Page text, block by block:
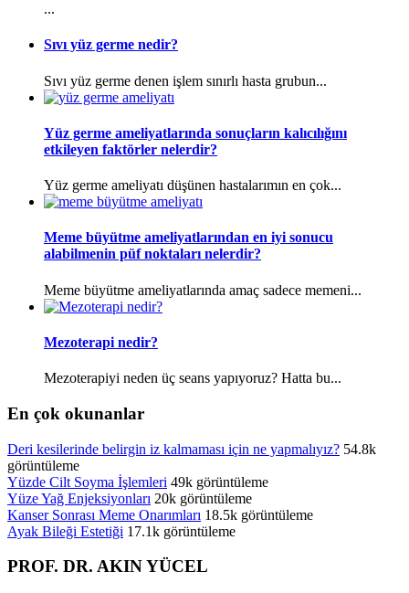
...
Sıvı yüz germe nedir?
Sıvı yüz germe denen işlem sınırlı hasta grubun...
Yüz germe ameliyatlarında sonuçların kalıcılığını
etkileyen faktörler nelerdir?
Yüz germe ameliyatı düşünen hastalarımın en çok...
Meme büyütme ameliyatlarından en iyi sonucu
alabilmenin püf noktaları nelerdir?
Meme büyütme ameliyatlarında amaç sadece memeni...
Mezoterapi nedir?
Mezoterapiyi neden üç seans yapıyoruz? Hatta bu...
En çok okunanlar
Deri kesilerinde belirgin iz kalmaması için ne yapmalıyız? 54.8k
görüntüleme
Yüzde Cilt Soyma İşlemleri 49k görüntüleme
Yüze Yağ Enjeksiyonları 20k görüntüleme
Kanser Sonrası Meme Onarımları 18.5k görüntüleme
Ayak Bileği Estetiği 17.1k görüntüleme
PROF. DR. AKIN YÜCEL